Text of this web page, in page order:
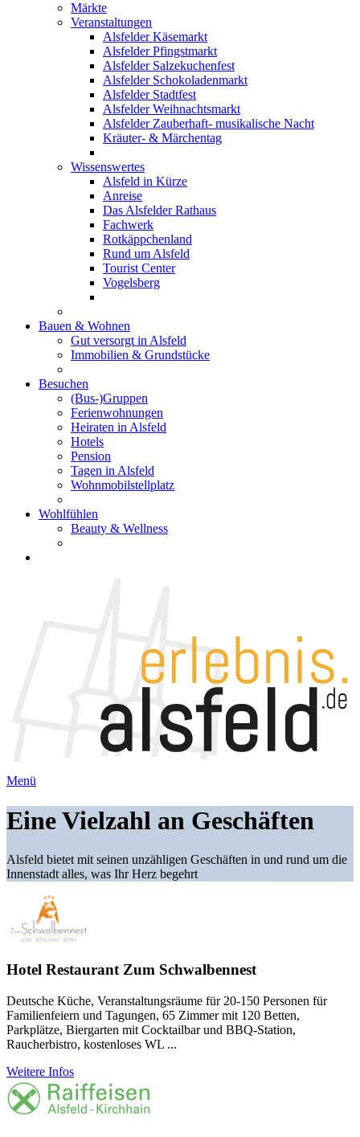
Märkte
Veranstaltungen
Alsfelder Käsemarkt
Alsfelder Pfingstmarkt
Alsfelder Salzekuchenfest
Alsfelder Schokoladenmarkt
Alsfelder Stadtfest
Alsfelder Weihnachtsmarkt
Alsfelder Zauberhaft- musikalische Nacht
Kräuter- & Märchentag
Wissenswertes
Alsfeld in Kürze
Anreise
Das Alsfelder Rathaus
Fachwerk
Rotkäppchenland
Rund um Alsfeld
Tourist Center
Vogelsberg
Bauen & Wohnen
Gut versorgt in Alsfeld
Immobilien & Grundstücke
Besuchen
(Bus-)Gruppen
Ferienwohnungen
Heiraten in Alsfeld
Hotels
Pension
Tagen in Alsfeld
Wohnmobilstellplatz
Wohlfühlen
Beauty & Wellness
Menü
Eine Vielzahl an Geschäften
Alsfeld bietet mit seinen unzähligen Geschäften in und rund um die
Innenstadt alles, was Ihr Herz begehrt
Hotel Restaurant Zum Schwalbennest
Deutsche Küche, Veranstaltungsräume für 20-150 Personen für
Familienfeiern und Tagungen, 65 Zimmer mit 120 Betten,
Parkplätze, Biergarten mit Cocktailbar und BBQ-Station,
Raucherbistro, kostenloses WL ...
Weitere Infos